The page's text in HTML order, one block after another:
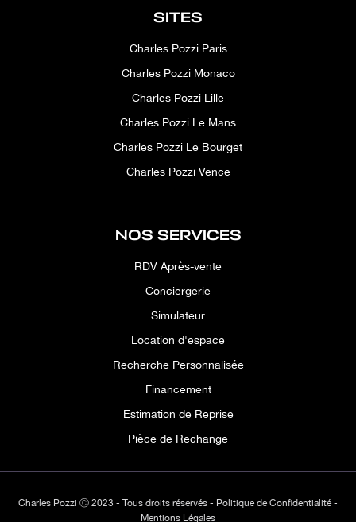
SITES
Charles Pozzi Paris
Charles Pozzi Monaco
Charles Pozzi Lille
Charles Pozzi Le Mans
Charles Pozzi Le Bourget
Charles Pozzi Vence
NOS SERVICES
RDV Après-vente
Conciergerie
Simulateur
Location d'espace
Recherche Personnalisée
Financement
Estimation de Reprise
Pièce de Rechange
Charles Pozzi Ⓒ 2023 - Tous droits réservés - Politique de Confidentialité -
Mentions Légales